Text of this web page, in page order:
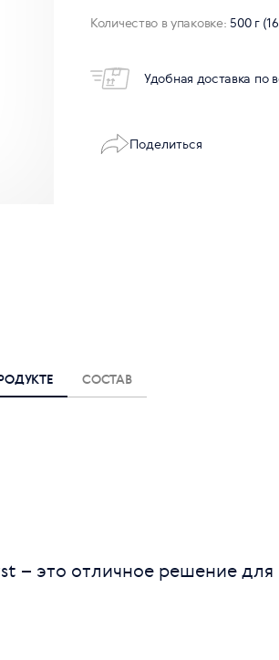
Количество в упаковке: 500 г
Удобная доставка по
Поделиться
СОСТАВ
– это отличное решение